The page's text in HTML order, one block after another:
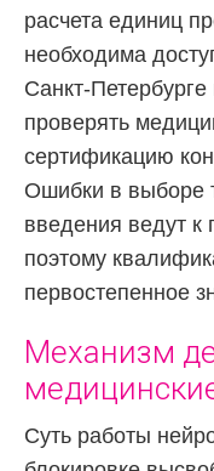
расчета единиц
необходима
Санкт-
проверять
сертификацию
Ошибки в выборе
введения ведут к
поэтому
первостепенное
Механизм
Суть работы